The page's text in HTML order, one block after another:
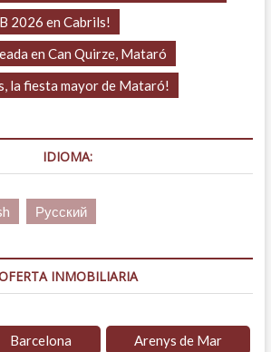
2026 en Cabrils!
en Can Quirze, Mataró
la fiesta mayor de Mataró!
IDIOMA:
Русский
INMOBILIARIA
Barcelona Arenys de Mar